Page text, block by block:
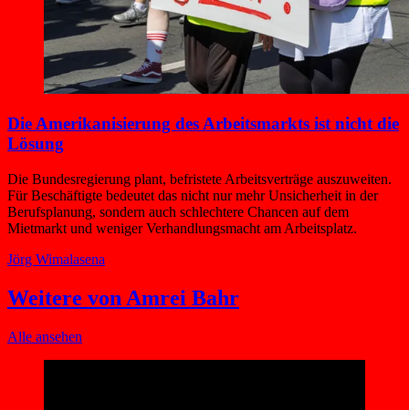
Die Amerikanisierung des Arbeitsmarkts ist nicht die
Lösung
Die Bundesregierung plant, befristete Arbeitsverträge auszuweiten.
Für Beschäftigte bedeutet das nicht nur mehr Unsicherheit in der
Berufsplanung, sondern auch schlechtere Chancen auf dem
Mietmarkt und weniger Verhandlungsmacht am Arbeitsplatz.
Jörg Wimalasena
Weitere von Amrei Bahr
Alle ansehen